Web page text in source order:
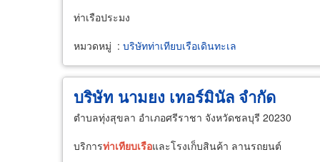
ท่าเรือประมง
หมวดหมู่ : บริษัทท่าเทียบเรือเดินทะเล
บริษัท นามยง เทอร์มินัล จำกัด
ตำบลทุ่งสุขลา อำเภอศรีราชา จังหวัดชลบุรี 20230
บริการท่าเทียบเรือและโรงเก็บสินค้า ลานรถยนต์